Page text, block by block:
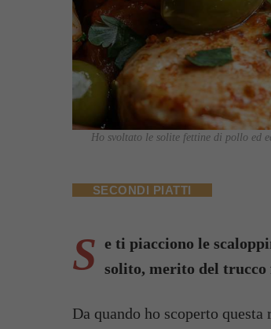
Ho svoltato le solite fettine di pollo ed
SECONDI PIATTI
S e ti piacciono le
solito, merito del trucco
Da quando ho scoperto